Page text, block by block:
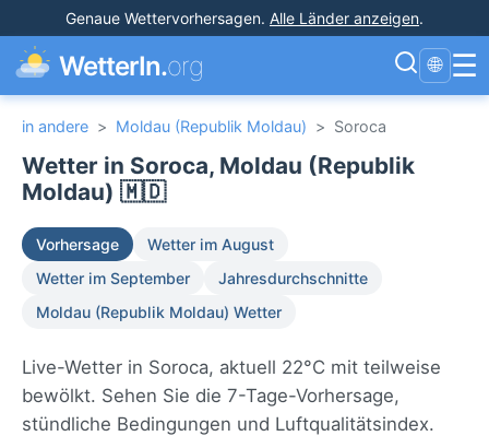
Genaue Wettervorhersagen. Alle Länder anzeigen.
WetterIn.org 🌐 ☰
in andere > Moldau (Republik Moldau) > Soroca
Wetter in Soroca, Moldau (Republik
Moldau) 🇲🇩
Vorhersage
Wetter im August
Wetter im September
Jahresdurchschnitte
Moldau (Republik Moldau) Wetter
Live-Wetter in Soroca, aktuell 22°C mit teilweise
bewölkt. Sehen Sie die 7-Tage-Vorhersage,
stündliche Bedingungen und Luftqualitätsindex.